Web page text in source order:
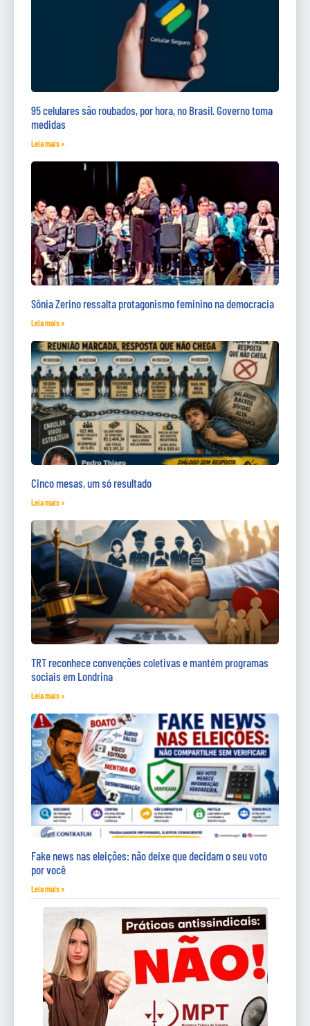
95 celulares são roubados, por hora, no Brasil. Governo toma
medidas
Leia mais »
Sônia Zerino ressalta protagonismo feminino na democracia
Leia mais »
Cinco mesas, um só resultado
Leia mais »
TRT reconhece convenções coletivas e mantém programas
sociais em Londrina
Leia mais »
Fake news nas eleições: não deixe que decidam o seu voto
por você
Leia mais »